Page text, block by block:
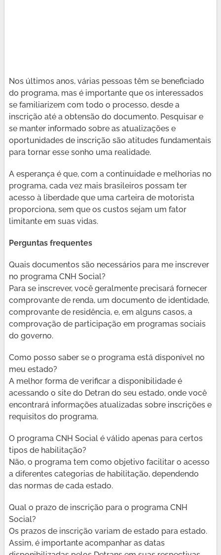
Nos últimos anos, várias pessoas têm se beneficiado
do programa, mas é importante que os interessados
se familiarizem com todo o processo, desde a
inscrição até a obtensão do documento. Pesquisar e
se manter informado sobre as atualizações e
oportunidades de inscrição são atitudes fundamentais
para tornar esse sonho uma realidade.
A esperança é que, com a continuidade e melhorias no
programa, cada vez mais brasileiros possam ter
acesso à liberdade que uma carteira de motorista
proporciona, sem que os custos sejam um fator
limitante em suas vidas.
Perguntas frequentes
Quais documentos são necessários para me inscrever
no programa CNH Social?
Para se inscrever, você geralmente precisará fornecer
comprovante de renda, um documento de identidade,
comprovante de residência, e, em alguns casos, a
comprovação de participação em programas sociais
do governo.
Como posso saber se o programa está disponível no
meu estado?
A melhor forma de verificar a disponibilidade é
acessando o site do Detran do seu estado, onde você
encontrará informações atualizadas sobre inscrições e
requisitos do programa.
O programa CNH Social é válido apenas para certos
tipos de habilitação?
Não, o programa tem como objetivo facilitar o acesso
a diferentes categorias de habilitação, dependendo
das normas de cada estado.
Qual o prazo de inscrição para o programa CNH
Social?
Os prazos de inscrição variam de estado para estado.
Assim, é importante acompanhar as datas